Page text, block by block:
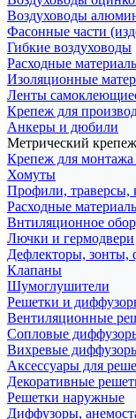
Воздуховоды
Фасонные части
Гибкие воздуховоды
Расходные
Изоляционные
Ленты
Крепеж для
Анкеры и дюбили
Метрический
Крепеж для
Хомуты
Профили, траверсы,
Расходные
Внтиляционное
Лючки и гермодвери
Дефлекторы, зонты,
Клапаны
Шумоглушители
Решетки и
Вентиляционные
Сопловые
Вихревые
Аксессуары для
Декоративные
Решетки наружные
Диффузоры,